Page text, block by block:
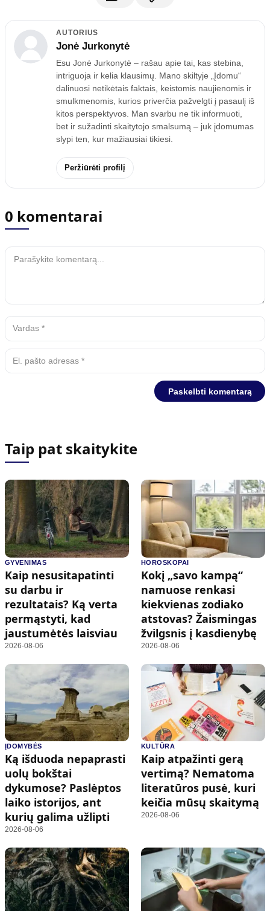
AUTORIUS
Jonė Jurkonytė
Esu Jonė Jurkonytė – rašau apie tai, kas stebina,
intriguoja ir kelia klausimų. Mano skiltyje „Įdomu“
dalinuosi netikėtais faktais, keistomis naujienomis ir
smulkmenomis, kurios priverčia pažvelgti į pasaulį iš
kitos perspektyvos. Man svarbu ne tik informuoti,
bet ir sužadinti skaitytojo smalsumą – juk įdomumas
slypi ten, kur mažiausiai tikiesi.
Peržiūrėti profilį
0 komentarai
Taip pat skaitykite
GYVENIMAS
Kaip nesusitapatinti
su darbu ir
rezultatais? Ką verta
permąstyti, kad
jaustumėtės laisviau
2026-08-06
HOROSKOPAI
Kokį „savo kampą“
namuose renkasi
kiekvienas zodiako
atstovas? Žaismingas
žvilgsnis į kasdienybę
2026-08-06
ĮDOMYBĖS
Ką išduoda nepaprasti
uolų bokštai
dykumose? Paslėptos
laiko istorijos, ant
kurių galima užlipti
2026-08-06
KULTŪRA
Kaip atpažinti gerą
vertimą? Nematoma
literatūros pusė, kuri
keičia mūsų skaitymą
2026-08-06